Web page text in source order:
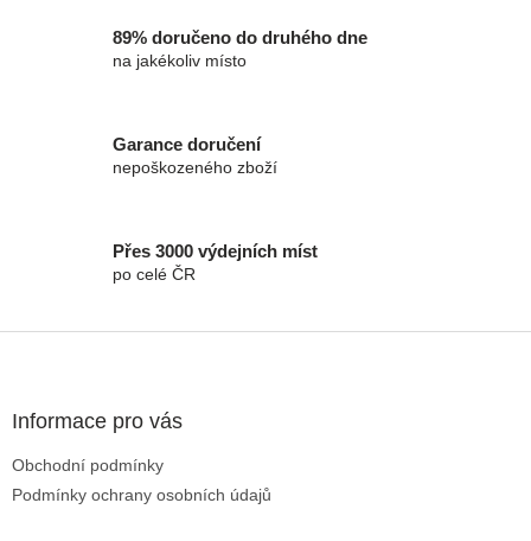
89% doručeno do druhého dne
na jakékoliv místo
Garance doručení
nepoškozeného zboží
Přes 3000 výdejních míst
po celé ČR
Informace pro vás
Obchodní podmínky
Podmínky ochrany osobních údajů